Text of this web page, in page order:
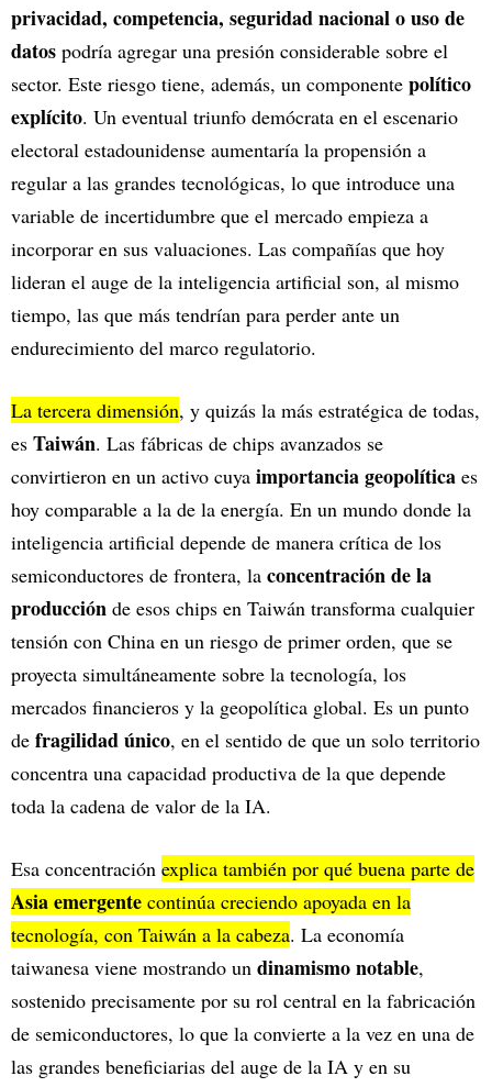
privacidad, competencia, seguridad nacional o uso de
datos podría agregar una presión considerable sobre el
sector. Este riesgo tiene, además, un componente político
explícito. Un eventual triunfo demócrata en el escenario
electoral estadounidense aumentaría la propensión a
regular a las grandes tecnológicas, lo que introduce una
variable de incertidumbre que el mercado empieza a
incorporar en sus valuaciones. Las compañías que hoy
lideran el auge de la inteligencia artificial son, al mismo
tiempo, las que más tendrían para perder ante un
endurecimiento del marco regulatorio.
La tercera dimensión, y quizás la más estratégica de todas,
es Taiwán. Las fábricas de chips avanzados se
convirtieron en un activo cuya importancia geopolítica es
hoy comparable a la de la energía. En un mundo donde la
inteligencia artificial depende de manera crítica de los
semiconductores de frontera, la concentración de la
producción de esos chips en Taiwán transforma cualquier
tensión con China en un riesgo de primer orden, que se
proyecta simultáneamente sobre la tecnología, los
mercados financieros y la geopolítica global. Es un punto
de fragilidad único, en el sentido de que un solo territorio
concentra una capacidad productiva de la que depende
toda la cadena de valor de la IA.
Esa concentración explica también por qué buena parte de
Asia emergente continúa creciendo apoyada en la
tecnología, con Taiwán a la cabeza. La economía
taiwanesa viene mostrando un dinamismo notable,
sostenido precisamente por su rol central en la fabricación
de semiconductores, lo que la convierte a la vez en una de
las grandes beneficiarias del auge de la IA y en su